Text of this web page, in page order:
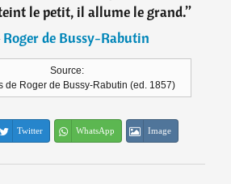
le petit, il allume le grand.”
Roger de Bussy-Rabutin
Source:
de Roger de Bussy-Rabutin (ed. 1857)
Twitter WhatsApp Image